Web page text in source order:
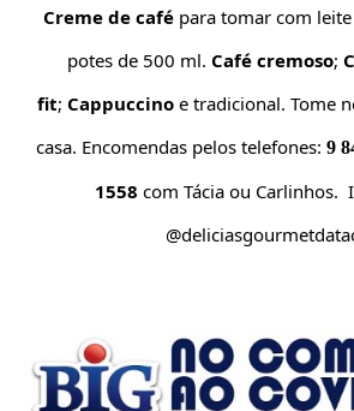
Creme de café para tomar com
potes de 500 ml. Café cremoso;
fit; Cappuccino e tradicional. Tome
casa. Encomendas pelos telefones: 9
1558 com Tácia ou Carlinhos.